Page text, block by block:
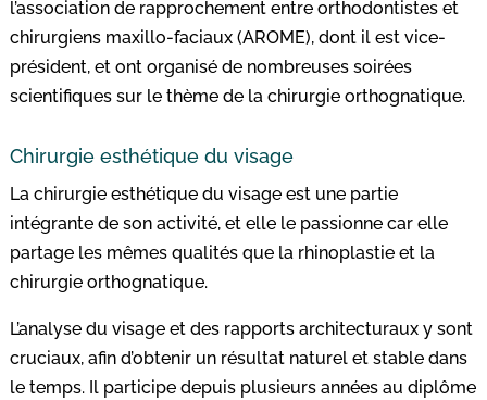
l’association de rapprochement entre orthodontistes et
chirurgiens maxillo-faciaux (AROME), dont il est vice-
président, et ont organisé de nombreuses soirées
scientifiques sur le thème de la chirurgie orthognatique.
Chirurgie esthétique du visage
La chirurgie esthétique du visage est une partie
intégrante de son activité, et elle le passionne car elle
partage les mêmes qualités que la rhinoplastie et la
chirurgie orthognatique.
L’analyse du visage et des rapports architecturaux y sont
cruciaux, afin d’obtenir un résultat naturel et stable dans
le temps. Il participe depuis plusieurs années au diplôme